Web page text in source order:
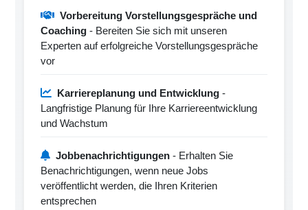
Vorbereitung Vorstellungsgespräche und
Coaching - Bereiten Sie sich mit unseren
Experten auf erfolgreiche Vorstellungsgespräche
vor
Karriereplanung und Entwicklung -
Langfristige Planung für Ihre Karriereentwicklung
und Wachstum
Jobbenachrichtigungen - Erhalten Sie
Benachrichtigungen, wenn neue Jobs
veröffentlicht werden, die Ihren Kriterien
entsprechen